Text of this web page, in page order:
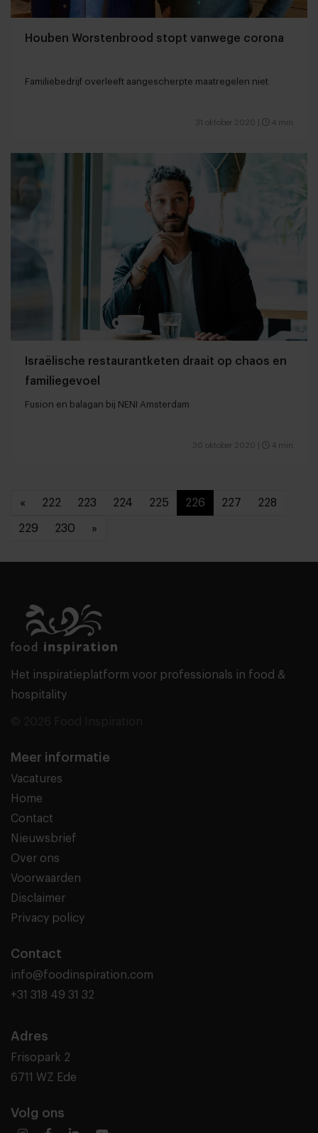
Houben Worstenbrood stopt vanwege corona
Familiebedrijf overleeft aangescherpte maatregelen niet
31 oktober 2020 4 min
Israëlische restaurantketen draait op chaos en
familiegevoel
Fusion en balagan bij NENI Amsterdam
30 oktober 2020 4 min
« 222 223 224 225 226 227 228
229 230 »
Het inspiratieplatform voor professionals in food &
hospitality
Meer informatie
Vacatures
Home
Contact
Nieuwsbrief
Over ons
Voorwaarden
Disclaimer
Privacy policy
Contact
info@foodinspiration.com
+31 318 49 31 32
Adres
Frisopark 2
6711 WZ Ede
Volg ons